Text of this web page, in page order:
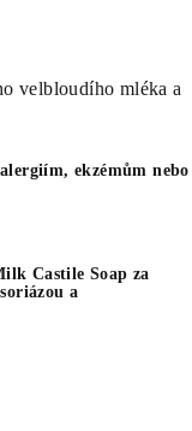
velbloudího mléka a
ekzémům nebo
Castile Soap za
a